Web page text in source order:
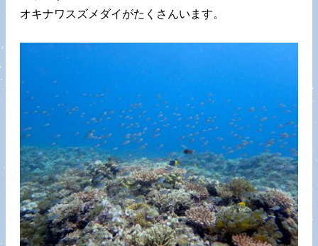
オキナワスズメダイがたくさんいます。